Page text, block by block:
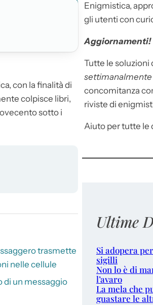
con la finalità di
colpisce libri,
sotto i
trasmette
nelle cellule
di un messaggio
Enigmistica,
gli utenti con
Aggiornamenti!
Tutte le soluzioni
settimanalmente
concomitanza
riviste di
Aiuto per tutte le
Ultime
Si adopera
sigilli
Non lo è di
l’avaro
La mela che
guastare le